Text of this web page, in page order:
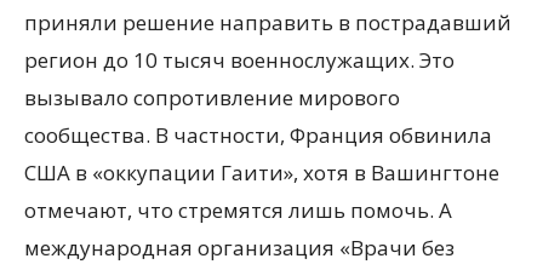
приняли решение направить в пострадавший
регион до 10 тысяч военнослужащих. Это
вызывало сопротивление мирового
сообщества. В частности, Франция обвинила
США в «оккупации Гаити», хотя в Вашингтоне
отмечают, что стремятся лишь помочь. А
международная организация «Врачи без